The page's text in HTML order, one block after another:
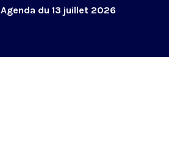
Agenda du 13 juillet 2026